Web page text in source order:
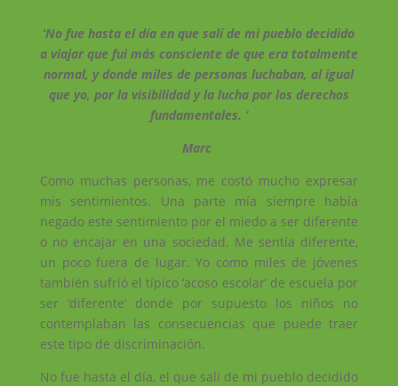
‘No fue hasta el día en que salí de mi pueblo decidido
a viajar que fui más consciente de que era totalmente
normal, y donde miles de personas luchaban, al igual
que yo, por la visibilidad y la lucha por los derechos
fundamentales. ‘
Marc
Como muchas personas, me costó mucho expresar
mis sentimientos. Una parte mía siempre había
negado este sentimiento por el miedo a ser diferente
o no encajar en una sociedad. Me sentía diferente,
un poco fuera de lugar. Yo como miles de jóvenes
también sufrió el típico ‘acoso escolar’ de escuela por
ser ‘diferente’ donde por supuesto los niños no
contemplaban las consecuencias que puede traer
este tipo de discriminación.
No fue hasta el día, el que salí de mi pueblo decidido